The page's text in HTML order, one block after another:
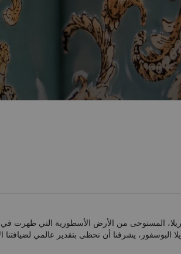
البوسفور، يشرفنا أن نحظى بتقدير عالمي لضيافتنا